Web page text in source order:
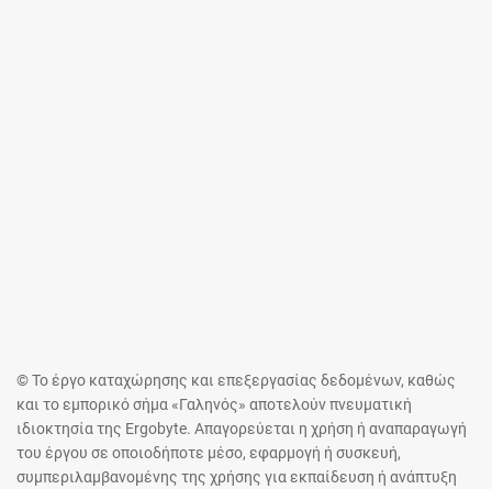
© Το έργο καταχώρησης και επεξεργασίας δεδομένων, καθώς
και το εμπορικό σήμα «Γαληνός» αποτελούν πνευματική
ιδιοκτησία της Ergobyte. Απαγορεύεται η χρήση ή αναπαραγωγή
του έργου σε οποιοδήποτε μέσο, εφαρμογή ή συσκευή,
συμπεριλαμβανομένης της χρήσης για εκπαίδευση ή ανάπτυξη